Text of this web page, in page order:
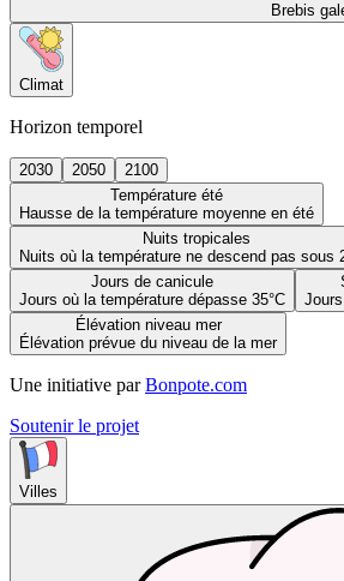
Brebis
Climat
Horizon temporel
2030 2050
2100
Température été
Hausse de la température moyenne en été
Nuits tropicales
Nuits où la température ne descend pas sous
Jours de canicule
Jours où la température dépasse 35°C
Élévation niveau mer
Élévation prévue du niveau de la mer
Une initiative par Bonpote.com
Soutenir le projet
Villes